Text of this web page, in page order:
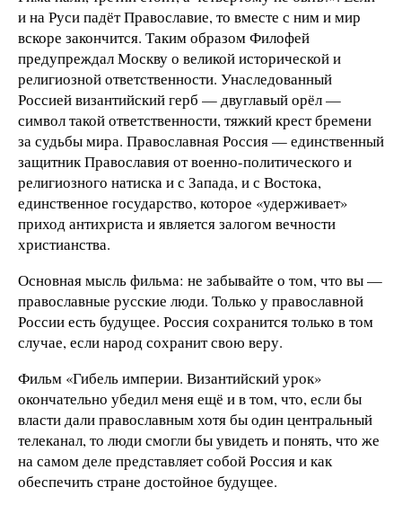
и на Руси падёт Православие, то вместе с ним и мир
вскоре закончится. Таким образом Филофей
предупреждал Москву о великой исторической и
религиозной ответственности. Унаследованный
Россией византийский герб — двуглавый орёл —
символ такой ответственности, тяжкий крест бремени
за судьбы мира. Православная Россия — единственный
защитник Православия от военно-политического и
религиозного натиска и с Запада, и с Востока,
единственное государство, которое «удерживает»
приход антихриста и является залогом вечности
христианства.
Основная мысль фильма: не забывайте о том, что вы —
православные русские люди. Только у православной
России есть будущее. Россия сохранится только в том
случае, если народ сохранит свою веру.
Фильм «Гибель империи. Византийский урок»
окончательно убедил меня ещё и в том, что, если бы
власти дали православным хотя бы один центральный
телеканал, то люди смогли бы увидеть и понять, что же
на самом деле представляет собой Россия и как
обеспечить стране достойное будущее.